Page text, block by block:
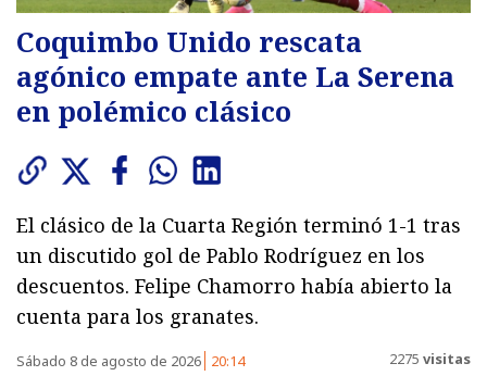
Coquimbo Unido rescata
agónico empate ante La Serena
en polémico clásico
El clásico de la Cuarta Región terminó 1-1 tras
un discutido gol de Pablo Rodríguez en los
descuentos. Felipe Chamorro había abierto la
cuenta para los granates.
Sábado 8 de agosto de 2026 20:14 2275 visitas